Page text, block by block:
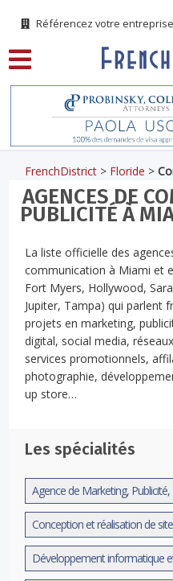
Référencez votre entreprise
FrenchDistrict > Floride >
AGENCES DE
PUBLICITÉ À
La liste officielle des
communication à Miami et
Fort Myers, Hollywood,
Jupiter, Tampa) qui parlent
projets en marketing,
digital, social media,
services promotionnels,
photographie,
up store…
Les spécialités
Agence de Marketing,
Conception et réalisation de
Développement informatique